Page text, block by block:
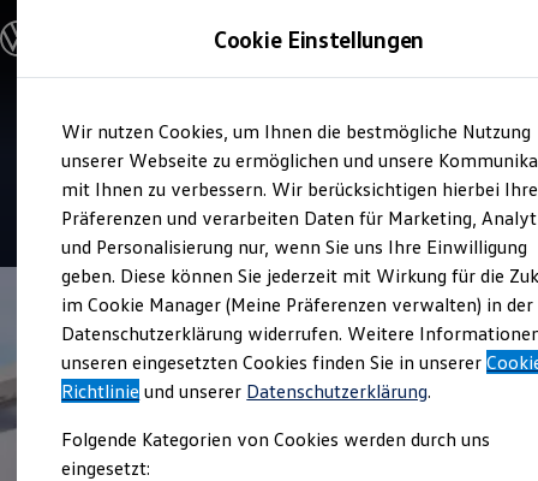
Hauptinhalt
springen
Footer
springen
Modelle und Konfigurator
Modelle vergleichen
Elektroautos
ENERGY Sondermodelle
Nutzfahrzeuge
SUV und CUV
Familienautos
Kombis
Kompaktwagen
Sportwagen
Schnell verfügbare Fahrzeuge
Angebote und Produkte
Aktuelle Angebote
E-Auto-Förderung
Volkswagen Marktplatz
Junge Gebrauchtwagen und Gebrauchtwagen
Volkswagen Zertifizierte Gebrauchtwagen
Service
Autohaus Weber
4.8| 54 Bewertungen
Cookie Einstellungen
Wir nutzen Cookies, um Ihnen die bestmögliche Nutzung
unserer Webseite zu ermöglichen und unsere
mit Ihnen zu verbessern. Wir berücksichtigen hierbei Ihre
Präferenzen und verarbeiten Daten für Marketing,
und Personalisierung nur, wenn Sie uns Ihre Einwilligung
geben. Diese können Sie jederzeit mit Wirkung für die
im Cookie Manager (Meine Präferenzen verwalten) in der
Datenschutzerklärung widerrufen. Weitere
unseren eingesetzten Cookies finden Sie in unserer
Richtlinie und unserer Datenschutzerklärung.
Folgende Kategorien von Cookies werden durch uns
eingesetzt: